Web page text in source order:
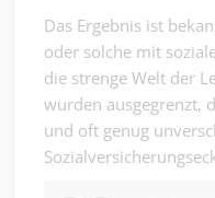
Das Ergebnis ist
oder solche mit
die strenge Welt der
wurden ausgegrenzt,
und oft genug